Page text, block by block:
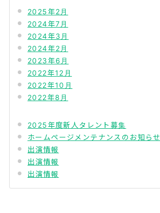
2025年2月
2024年7月
2024年3月
2024年2月
2023年6月
2022年12月
2022年10月
2022年8月
2025年度新人タレント募集
ホームページメンテナンスのお知らせ
出演情報
出演情報
出演情報